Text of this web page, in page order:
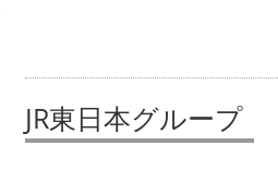
JR東日本グループ